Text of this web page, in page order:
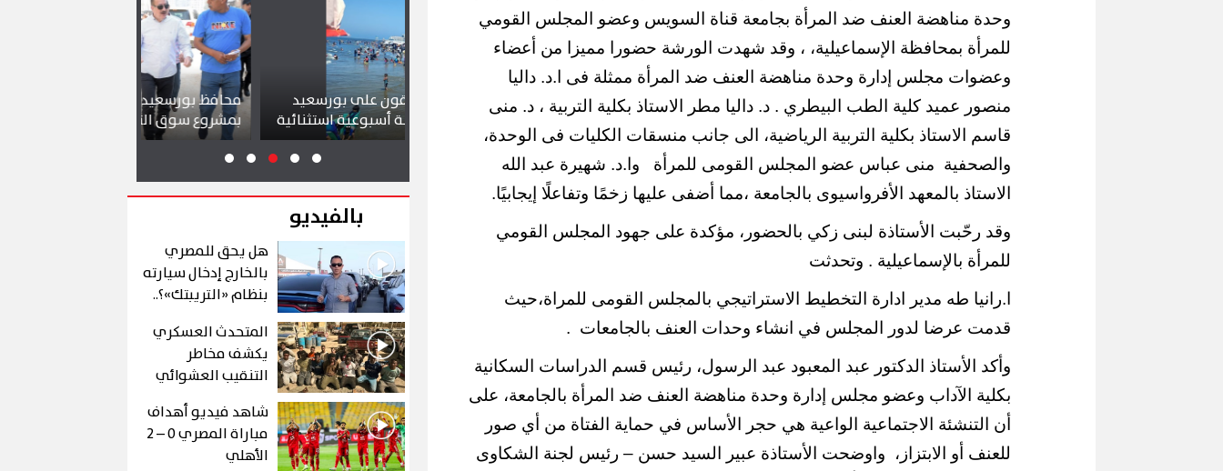
وحدة مناهضة العنف ضد المرأة بجامعة قناة السويس وعضو المجلس القومي
للمرأة بمحافظة الإسماعيلية، ، وقد شهدت الورشة حضورا مميزا من أعضاء
وعضوات مجلس إدارة وحدة مناهضة العنف ضد المرأة ممثلة فى ا.د. داليا
منصور عميد كلية الطب البيطري . د. داليا مطر الاستاذ بكلية التربية ، د. منى
قاسم الاستاذ بكلية التربية الرياضية، الى جانب منسقات الكليات فى الوحدة،
والصحفية منى عباس عضو المجلس القومى للمرأة
وا.د. شهيرة عبد الله
الاستاذ بالمعهد الأفرواسيوى بالجامعة ،مما أضفى عليها زخمًا وتفاعلًا إيجابيًا.
وقد رحّبت الأستاذة لبنى زكي بالحضور، مؤكدة على جهود المجلس القومي
للمرأة بالإسماعيلية . وتحدثت
ا.رانيا طه مدير ادارة التخطيط الاستراتيجي بالمجلس القومى للمراة،حيث
قدمت عرضا لدور المجلس في انشاء وحدات العنف بالجامعات .
وأكد الأستاذ الدكتور عبد المعبود عبد الرسول، رئيس قسم الدراسات السكانية
بكلية الآداب وعضو مجلس إدارة وحدة مناهضة العنف ضد المرأة بالجامعة، على
أن التنشئة الاجتماعية الواعية هي حجر الأساس في حماية الفتاة من أي صور
للعنف أو الابتزاز،
واوضحت الأستاذة عبير السيد حسن – رئيس لجنة الشكاوى
إقبال كبير ينعش سياحة اليوم الواحد
محافظ القاهرة يشهد أول مشاركة
لكورال التعليم في فعاليات شارع الفن
آلاف الزائرين يتدفقون على بورسعيد
وبورفؤاد في عطلة أسبوعية استثنائية
محافظ بورسعيد يتابع سير العمل
بمشروع سوق التصنيع الجديد
بالفيديو
هل يحق للمصري
بالخارج إدخال سيارته
بنظام «التريبتك»؟..
المتحدث العسكري
يكشف مخاطر
التنقيب العشوائي
عن الذهب في "درع
الجنوب"
شاهد فيديو أهداف
مباراة المصري 0 – 2
الأهلي